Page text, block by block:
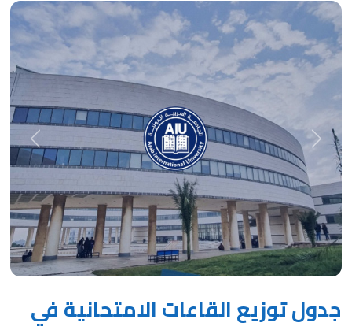
Previous
Next
جدول توزيع القاعات الامتحانية في